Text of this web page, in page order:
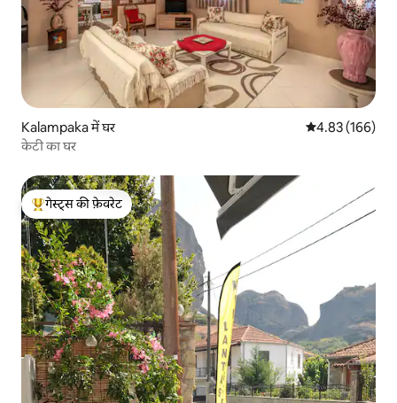
Kalampaka में घर औसत रेटिंग 5 में से
4.83 (166)
केटी का घर
गेस्ट्स का टॉप फ़ेवरेट
गेस्ट्स की फ़ेवरेट